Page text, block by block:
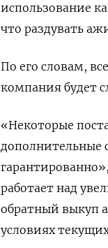
использование
что раздувать
По его словам,
компания будет
«Некоторые
дополнительные
работает над
обратный выкуп
условиях